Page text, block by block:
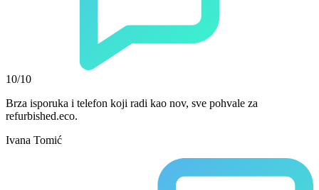
10/10
Brza isporuka i telefon koji radi kao nov, sve pohvale za
refurbished.eco.
Ivana Tomić